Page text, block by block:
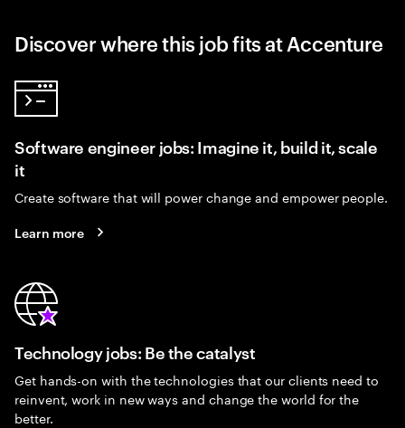
Discover where this job fits at Accenture
Software engineer jobs: Imagine it, build it, scale
it
Create software that will power change and empower people.
Learn more
Technology jobs: Be the catalyst
Get hands-on with the technologies that our clients need to
reinvent, work in new ways and change the world for the
better.